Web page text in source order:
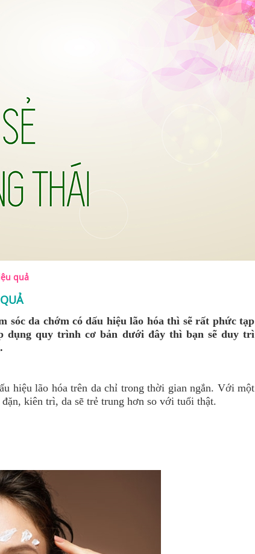
quả
sóc da chớm có dấu hiệu lão hóa thì sẽ rất phức tạp
dụng quy trình cơ bản dưới đây thì bạn sẽ duy trì
hiệu lão hóa trên da chỉ trong thời gian ngắn. Với một
kiên trì, da sẽ trẻ trung hơn so với tuổi thật.